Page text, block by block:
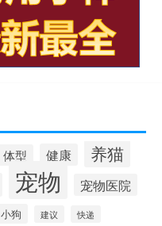
体型 健康 养猫
宠物 宠物医院
小狗 建议 快递